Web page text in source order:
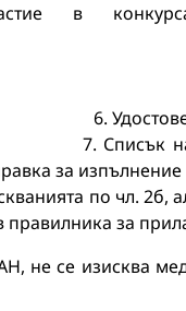
в
за
стаж по
на
по чл. 2б,
правилника за
не се изисква